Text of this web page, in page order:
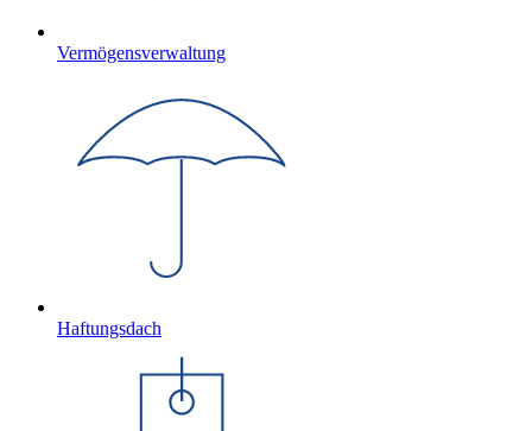
Vermögensverwaltung
Haftungsdach